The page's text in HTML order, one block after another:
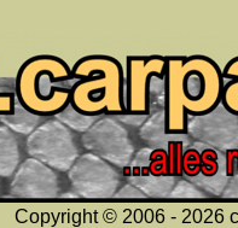
Copyright © 2006 - 2026